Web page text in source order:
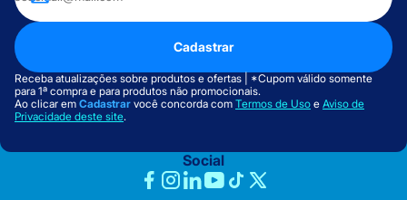
Cadastrar
Receba atualizações sobre produtos e ofertas | *Cupom válido somente
para 1ª compra e para produtos não promocionais.
Ao clicar em Cadastrar você concorda com Termos de Uso e Aviso de
Privacidade deste site.
Social